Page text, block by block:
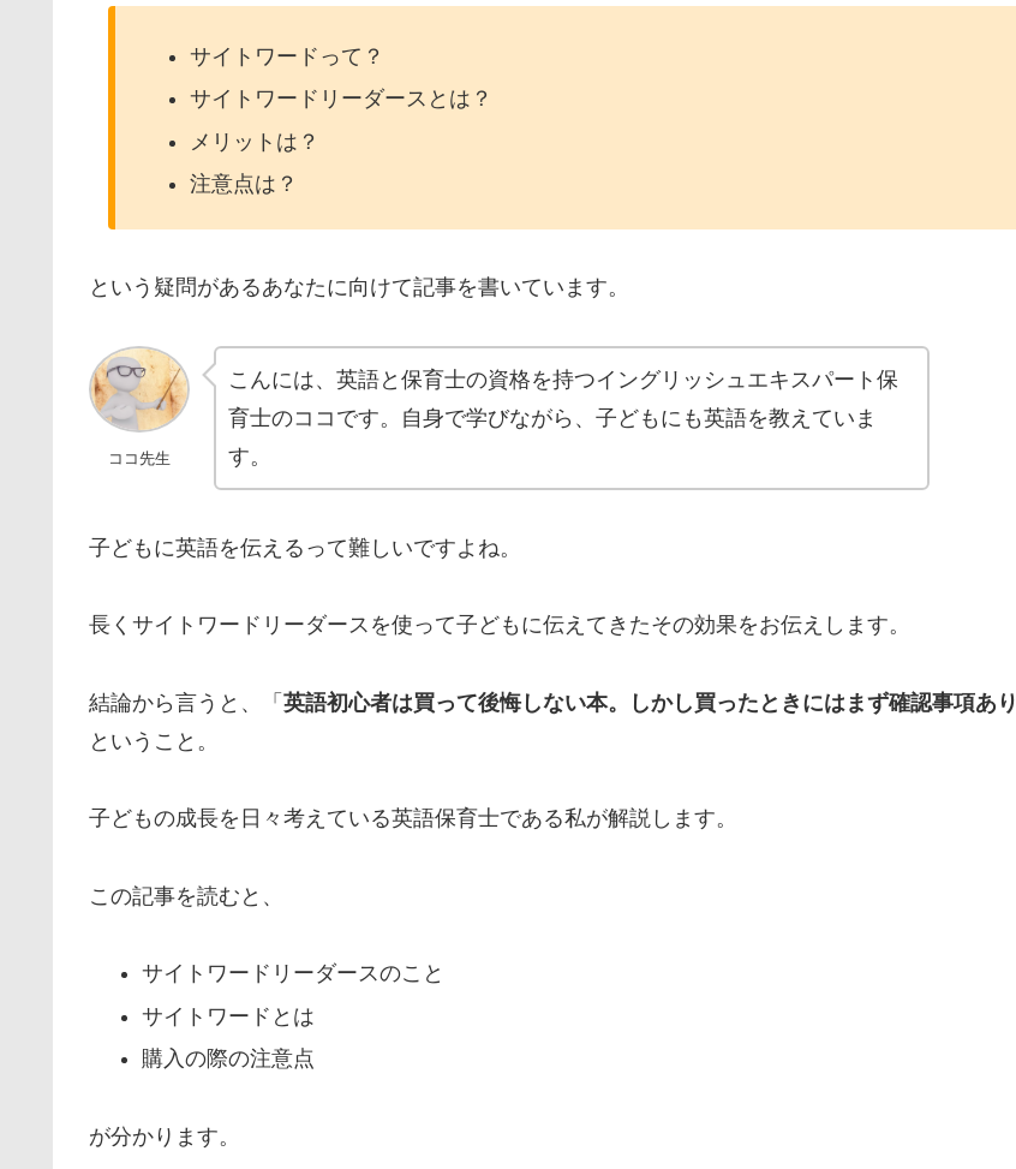
サイトワードって？
サイトワードリーダースとは？
メリットは？
注意点は？
という疑問があるあなたに向けて記事を書いています。
ココ先生
こんには、英語と保育士の資格を持つイングリッシュエキスパート保
育士のココです。自身で学びながら、子どもにも英語を教えていま
す。
子どもに英語を伝えるって難しいですよね。
長くサイトワードリーダースを使って子どもに伝えてきたその効果をお伝えします。
結論から言うと、「 英語初心者は買って後悔しない本。しかし買ったときにはまず確認事項あり
ということ。
子どもの成長を日々考えている英語保育士である私が解説します。
この記事を読むと、
サイトワードリーダースのこと
サイトワードとは
購入の際の注意点
が分かります。